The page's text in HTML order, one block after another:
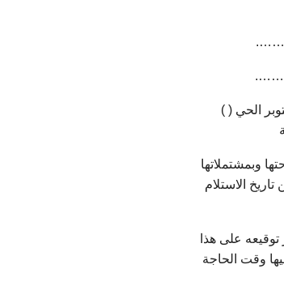
الحي ( )
وبمشتملاتها
الاستلام
على هذا
وقت الحاجة